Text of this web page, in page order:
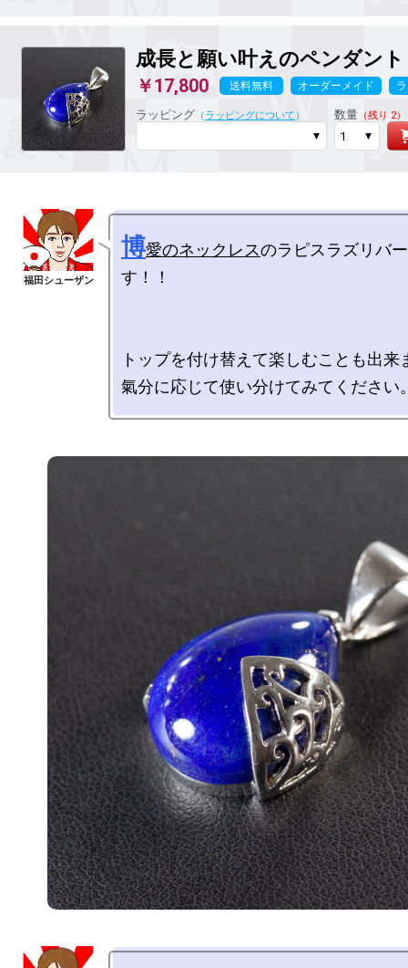
成長と願い叶えのペンダン
￥17,800 送料無料 オーダーメイド
ラッピング （ ラッピングについて ） 数量（残り 2）
博愛のネックレスのラピスラズリバ
す！！
トップを付け替えて楽しむことも出来